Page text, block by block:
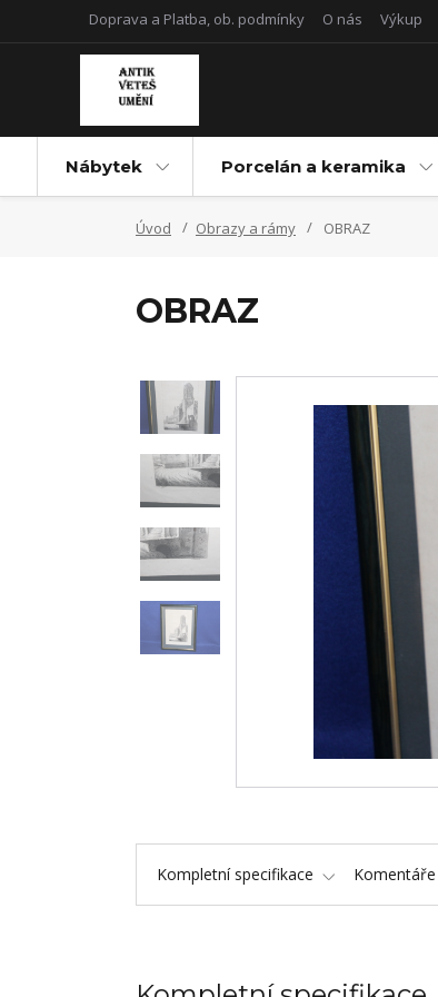
Doprava a Platba, ob. podmínky O nás Výkup
Nábytek Porcelán a keramika
Úvod Obrazy a rámy OBRAZ
OBRAZ
Kompletní specifikace Komentáře